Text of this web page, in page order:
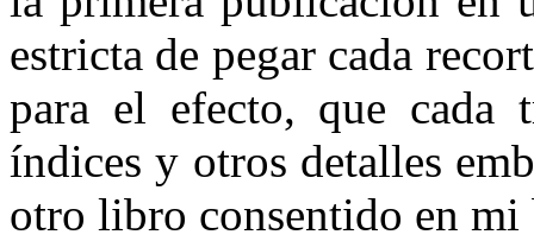
estricta de pegar cada
para el efecto, que cada
índices y otros detalles
otro libro consentido en